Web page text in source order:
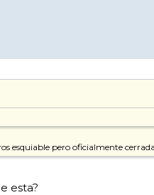
esquiable pero oficialmente
esta?